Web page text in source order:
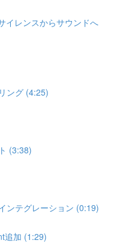
イレンスからサウンドへ
ング (4:25)
(3:38)
ンテグレーション (0:19)
追加 (1:29)